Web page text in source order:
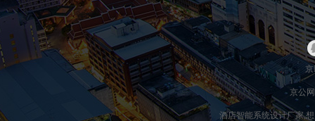
京
京公
酒店智能系统设计厂家,